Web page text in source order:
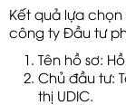
Kết quả lựa
công ty Đầu tư
Tên hồ sơ:
Chủ đầu tư:
thị UDIC.